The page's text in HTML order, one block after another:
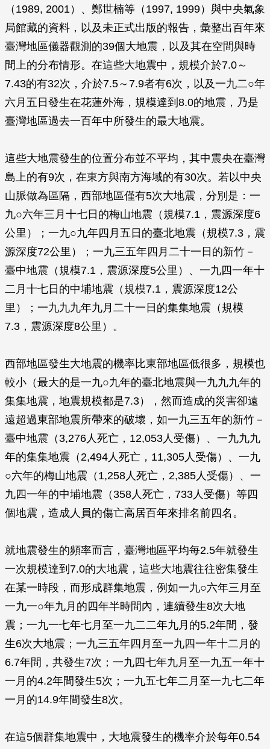
（1989, 2001）、鄭世楠等（1997, 1999）與中央氣象
局館藏的資料，以及未正式出版的報告，彙整出百年來
臺灣地區儀器觀測的39個大地震，以及其在空間與時
間上的分布情形。在這些大地震中，規模介於7.0～
7.43的有32次，介於7.5～7.9者有6次，以及一九二○年
六月五日發生在花蓮外海，規模達到8.0的地震，乃是
臺灣地區過去一百年中所發生的最大地震。
這些大地震發生的位置分布並不平均，其中震央在臺灣
島上的有9次，在東方與南方海域的有30次。若以中央
山脈做為區隔，西部地區僅有5次大地震，分別是：一
九○六年三月十七日的梅山地震（規模7.1，震源深度6
公里）；一九○九年四月五日的臺北地震（規模7.3，震
源深度72公里）；一九三五年四月二十一日的新竹－
臺中地震（規模7.1，震源深度5公里）、一九四一年十
二月十七日的中埔地震（規模7.1，震源深度12公
里）；一九九九年九月二十一日的集集地震（規模
7.3，震源深度8公里）。
西部地區發生大地震的機率比東部地區低很多，規模也
較小（最大的是一九○九年的臺北地震與一九九九年的
集集地震，地震規模都是7.3），然而造成的災害卻遠
遠超過東部地震所帶來的破壞，如一九三五年的新竹－
臺中地震（3,276人死亡，12,053人受傷）、一九九九
年的集集地震（2,494人死亡，11,305人受傷）、一九
○六年的梅山地震（1,258人死亡，2,385人受傷）、一
九四一年的中埔地震（358人死亡，733人受傷）等四
個地震，造成人員的傷亡高居百年來排名前四名。
就地震發生的頻率而言，臺灣地區平均每2.5年就發生
一次規模達到7.0的大地震，這些大地震往往密集發生
在某一時段，而形成群集地震，例如一九○六年三月至
一九一○年九月的四年半時間內，連續發生8次大地
震；一九一七年七月至一九二二年九月的5.2年間，發
生6次大地震；一九三五年四月至一九四一年十二月的
6.7年間，共發生7次；一九四七年九月至一九五一年十
一月的4.2年間發生5次；一九五七年二月至一九七二年
一月的14.9年間發生8次。
在這5個群集地震中，大地震發生的機率介於每年0.54